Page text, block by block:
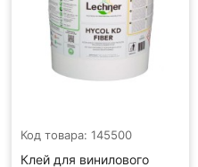
Код товара: 145500
Клей для винилового